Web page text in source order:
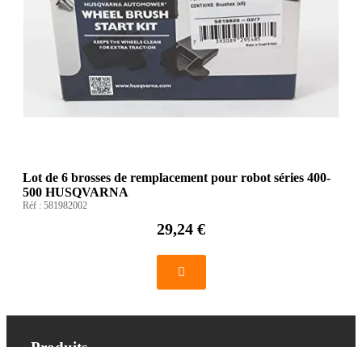
Lot de 6 brosses de remplacement pour robot séries 400-
500 HUSQVARNA
Réf : 581982002
29,24 €